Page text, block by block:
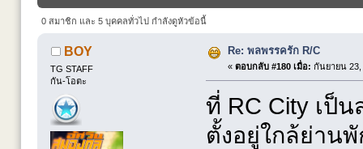
0 สมาชิก และ 5 บุคคลทั่วไป กำลังดูหัวข้อนี้
BOY
TG STAFF
กัน-โอตะ
Re: พลพรรครัก R/C
« ตอบกลับ #180 เมื่อ: กันยายน 23,
ที่ RC City เป็
ตั้งอยู่ใกล้ย่าน